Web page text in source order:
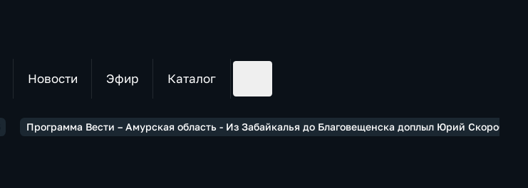
Новости Эфир Каталог
Программа Вести – Амурская область - Из Забайкалья до Благовещенска доплыл Юрий